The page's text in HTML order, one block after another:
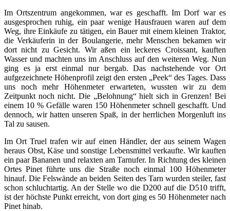
Im Ortszentrum angekommen, war es geschafft. Im Dorf war es
ausgesprochen ruhig, ein paar wenige Hausfrauen waren auf dem
Weg, ihre Einkäufe zu tätigen, ein Bauer mit einem kleinen Traktor,
die Verkäuferin in der Boulangerie, mehr Menschen bekamen wir
dort nicht zu Gesicht. Wir aßen ein leckeres Croissant, kauften
Wasser und machten uns im Anschluss auf den weiteren Weg. Nun
ging es ja erst einmal nur bergab. Das nachstehende vor Ort
aufgezeichnete Höhenprofil zeigt den ersten „Peek“ des Tages. Dass
uns noch mehr Höhenmeter erwarteten, wussten wir zu dem
Zeitpunkt noch nicht. Die „Belohnung“ hielt sich in Grenzen! Bei
einem 10 % Gefälle waren 150 Höhenmeter schnell geschafft. Und
dennoch, wir hatten unseren Spaß, in der herrlichen Morgenluft ins
Tal zu sausen.
Im Ort Truel trafen wir auf einen Händler, der aus seinem Wagen
heraus Obst, Käse und sonstige Lebensmittel verkaufte. Wir kauften
ein paar Bananen und relaxten am Tarnufer. In Richtung des kleinen
Ortes Pinet führte uns die Straße noch einmal 100 Höhenmeter
hinauf. Die Felswände an beiden Seiten des Tarn wurden steiler, fast
schon schluchtartig. An der Stelle wo die D200 auf die D510 trifft,
ist der höchste Punkt erreicht, von dort ging es 50 Höhenmeter nach
Pinet hinab.